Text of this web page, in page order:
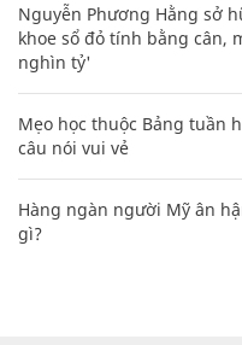
Nguyễn Phương Hằng sở
khoe sổ đỏ tính bằng cân,
nghìn tỷ'
Mẹo học thuộc Bảng tuần
câu nói vui vẻ
Hàng ngàn người Mỹ ân
gì?